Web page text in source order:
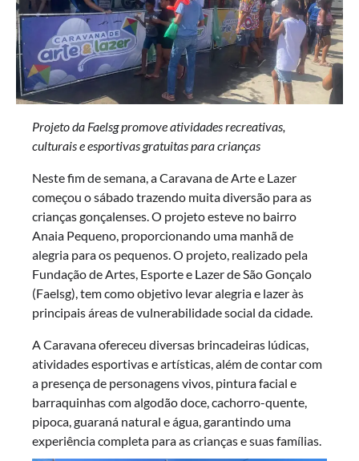
Projeto da Faelsg promove atividades recreativas,
culturais e esportivas gratuitas para crianças
Neste fim de semana, a Caravana de Arte e Lazer
começou o sábado trazendo muita diversão para as
crianças gonçalenses. O projeto esteve no bairro
Anaia Pequeno, proporcionando uma manhã de
alegria para os pequenos. O projeto, realizado pela
Fundação de Artes, Esporte e Lazer de São Gonçalo
(Faelsg), tem como objetivo levar alegria e lazer às
principais áreas de vulnerabilidade social da cidade.
A Caravana ofereceu diversas brincadeiras lúdicas,
atividades esportivas e artísticas, além de contar com
a presença de personagens vivos, pintura facial e
barraquinhas com algodão doce, cachorro-quente,
pipoca, guaraná natural e água, garantindo uma
experiência completa para as crianças e suas famílias.